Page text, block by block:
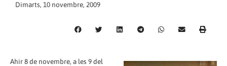
Dimarts, 10 novembre, 2009
Ahir 8 de novembre, a les 9 del